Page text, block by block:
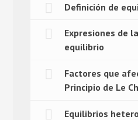
Definición de
Expresiones de
equilibrio
Factores que
Principio de Le
Equilibrios